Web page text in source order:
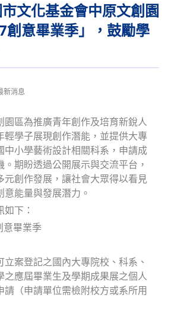
文化基金會中原文創園
創意畢業季」，鼓勵學
新消息
園區為推廣青年創作及培育新銳人
輕學子展現創作潛能，並提供大專
中小學藝術設計相關科系，申請成
。期盼透過公開展示與交流平台，
元創作發展，讓社會大眾得以看見
能量與發展潛力。
下：
意畢業季
立案登記之國內大專院校、科系、
之應屆畢業生及學期成果展之個人
請（申請單位需檢附校方或系所用